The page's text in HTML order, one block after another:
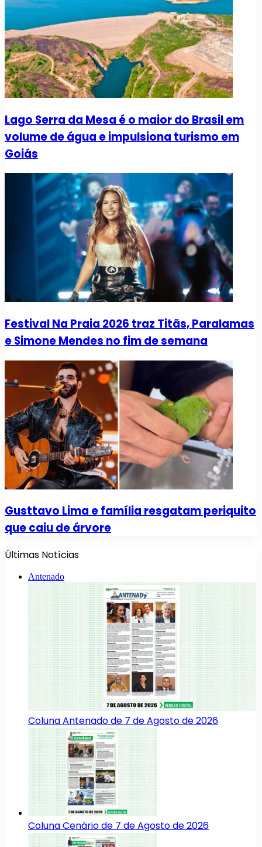
Lago Serra da Mesa é o maior do Brasil em
volume de água e impulsiona turismo em
Goiás
Festival Na Praia 2026 traz Titãs, Paralamas
e Simone Mendes no fim de semana
Gusttavo Lima e família resgatam periquito
que caiu de árvore
Últimas Notícias
Antenado
Coluna Antenado de 7 de Agosto de 2026
Coluna Cenário de 7 de Agosto de 2026